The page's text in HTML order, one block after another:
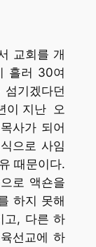
교회를 개
흘러 30여
기겠다던
이 지난 오
사가 되어
으로 사임
때문이다.
로 액숀을
하지 못해
고, 다른 하
선교에 하